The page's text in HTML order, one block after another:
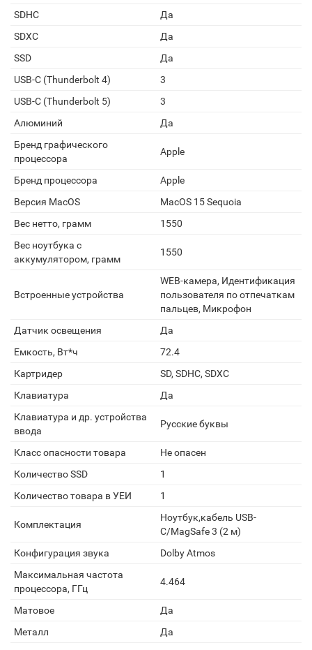
SDHC
Да
SDXC
Да
SSD
Да
USB-C (Thunderbolt 4)
3
USB-C (Thunderbolt 5)
3
Алюминий
Да
Бренд графического
процессора
Apple
Бренд процессора
Apple
Версия MacOS
MacOS 15 Sequoia
Вес нетто, грамм
1550
Вес ноутбука с
аккумулятором, грамм
1550
Встроенные устройства
WEB-камера, Идентификация
пользователя по отпечаткам
пальцев, Микрофон
Датчик освещения
Да
Емкость, Вт*ч
72.4
Картридер
SD, SDHC, SDXC
Клавиатура
Да
Клавиатура и др. устройства
ввода
Русские буквы
Класс опасности товара
Не опасен
Количество SSD
1
Количество товара в УЕИ
1
Комплектация
Ноутбук,кабель USB-
C/MagSafe 3 (2 м)
Конфигурация звука
Dolby Atmos
Максимальная частота
процессора, ГГц
4.464
Матовое
Да
Металл
Да